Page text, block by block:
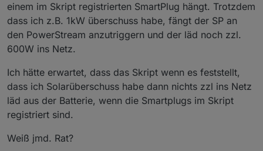
einem im Skript registrierten SmartPlug hängt. Trotzdem
dass ich z.B. 1kW überschuss habe, fängt der SP an
den PowerStream anzutriggern und der läd noch zzl.
600W ins Netz.
Ich hätte erwartet, dass das Skript wenn es feststellt,
dass ich Solarüberschuss habe dann nichts zzl ins Netz
läd aus der Batterie, wenn die Smartplugs im Skript
registriert sind.
Weiß jmd. Rat?